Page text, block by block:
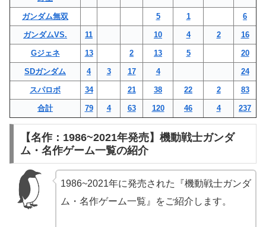
ガンダム無双 5 1 6
ガンダムVS. 11 10 4 2 16
Gジェネ 13 2 13 5 20
SDガンダム 4 3 17 4 24
スパロボ 34 21 38 22 2 83
合計 79 4 63 120 46 4 237
【名作：1986~2021年発売】機動戦士ガンダ
ム・名作ゲーム一覧の紹介
1986~2021年に発売された『機動戦士ガンダ
ム・名作ゲーム一覧』をご紹介します。